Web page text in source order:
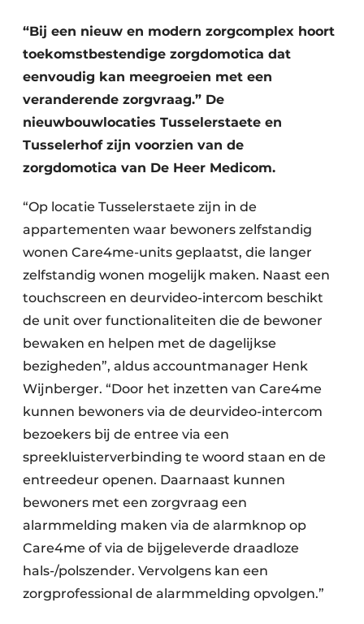
“Bij een nieuw en modern zorgcomplex hoort
toekomstbestendige zorgdomotica dat
eenvoudig kan meegroeien met een
veranderende zorgvraag.” De
nieuwbouwlocaties Tusselerstaete en
Tusselerhof zijn voorzien van de
zorgdomotica van De Heer Medicom.
“Op locatie Tusselerstaete zijn in de
appartementen waar bewoners zelfstandig
wonen Care4me-units geplaatst, die langer
zelfstandig wonen mogelijk maken. Naast een
touchscreen en deurvideo-intercom beschikt
de unit over functionaliteiten die de bewoner
bewaken en helpen met de dagelijkse
bezigheden”, aldus accountmanager Henk
Wijnberger. “Door het inzetten van Care4me
kunnen bewoners via de deurvideo-intercom
bezoekers bij de entree via een
spreekluisterverbinding te woord staan en de
entreedeur openen. Daarnaast kunnen
bewoners met een zorgvraag een
alarmmelding maken via de alarmknop op
Care4me of via de bijgeleverde draadloze
hals-/polszender. Vervolgens kan een
zorgprofessional de alarmmelding opvolgen.”